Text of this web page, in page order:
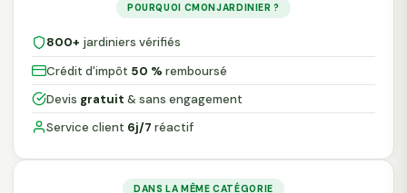
POURQUOI CMONJARDINIER ?
800+ jardiniers vérifiés
Crédit d'impôt 50 % remboursé
Devis gratuit & sans engagement
Service client 6j/7 réactif
DANS LA MÊME CATÉGORIE